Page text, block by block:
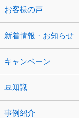
お客様の声
新着情報・お知らせ
キャンペーン
豆知識
事例紹介